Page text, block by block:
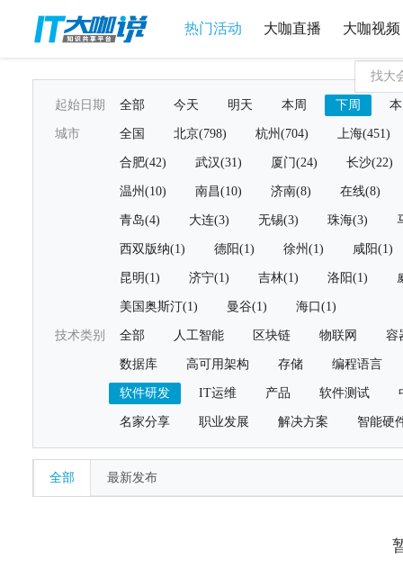
热门活动 大咖直播 大咖视频
起始日期 全部 今天 明天 本周 下周
城市 全国 北京(798) 杭州(704) 上海(451)
合肥(42) 武汉(31) 厦门(24) 长沙(22)
温州(10) 南昌(10) 济南(8) 在线(8)
青岛(4) 大连(3) 无锡(3) 珠海(3)
西双版纳(1) 德阳(1) 徐州(1) 咸阳(1)
昆明(1) 济宁(1) 吉林(1) 洛阳(1)
美国奥斯汀(1) 曼谷(1) 海口(1)
技术类别 全部 人工智能 区块链 物联网 容
数据库 高可用架构 存储 编程语言
软件研发 IT运维 产品 软件测试
名家分享 职业发展 解决方案 智能硬
全部 最新发布